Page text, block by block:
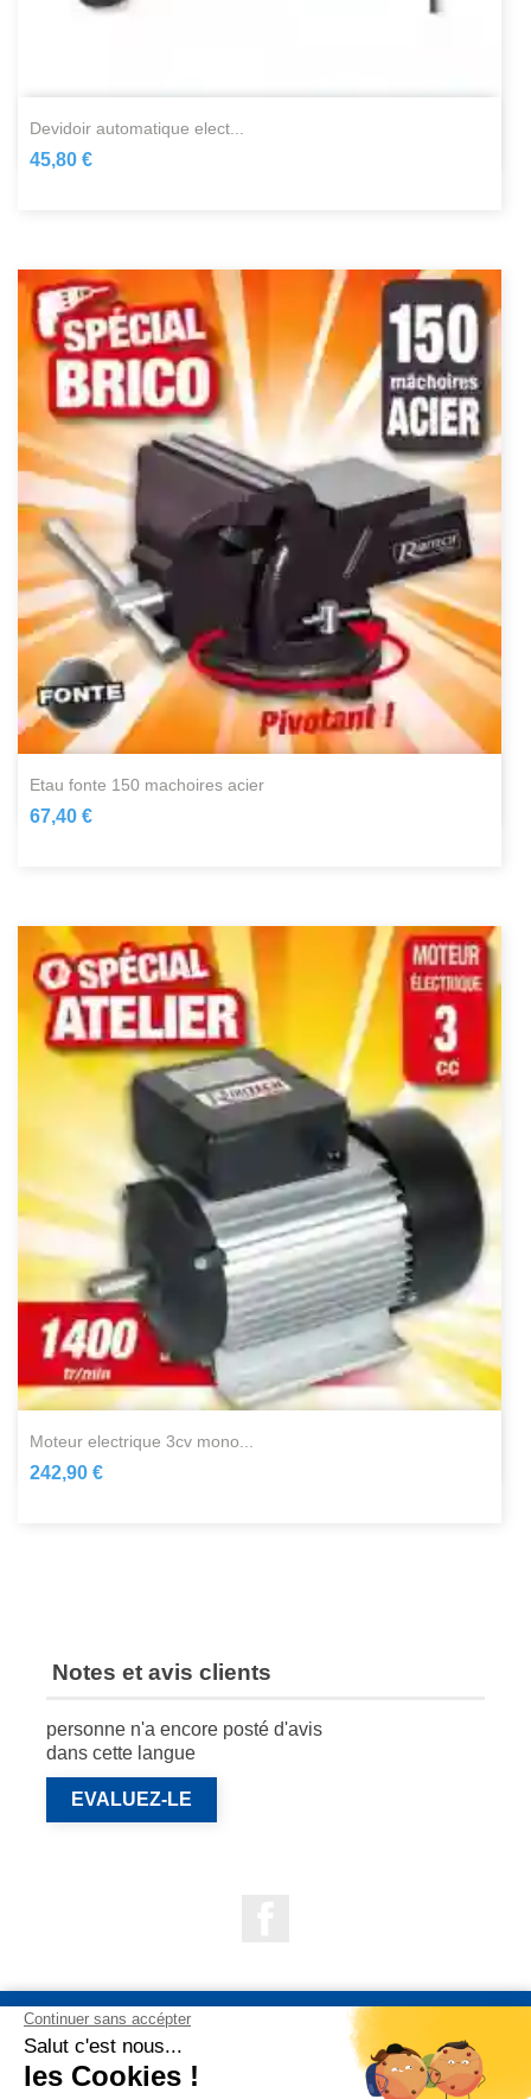
devidoir automatique elect...
45,80 €
etau fonte 150 machoires acier
67,40 €
moteur electrique 3cv mono...
242,90 €
Notes et avis clients
personne n'a encore posté d'avis
dans cette langue
EVALUEZ-LE
NOS PRODUITS